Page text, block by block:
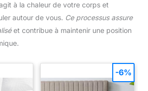
à la chaleur de votre corps et
autour de vous. Ce processus assure
et contribue à maintenir une position
-6%